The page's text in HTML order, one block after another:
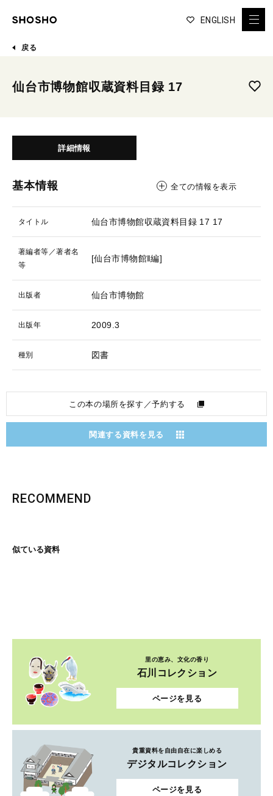
ENGLISH
戻る
仙台市博物館収蔵資料目録 17
詳細情報
基本情報 全ての情報を表示
タイトル 仙台市博物館収蔵資料目録 17 17
著編者等／著者名
等
[仙台市博物館‖編]
出版者 仙台市博物館
出版年 2009.3
種別 図書
この本の場所を探す／予約する
関連する資料を見る
RECOMMEND
似ている資料
里の恵み、文化の香り
石川コレクション
ページを見る
貴重資料を自由自在に楽しめる
デジタルコレクション
ページを見る